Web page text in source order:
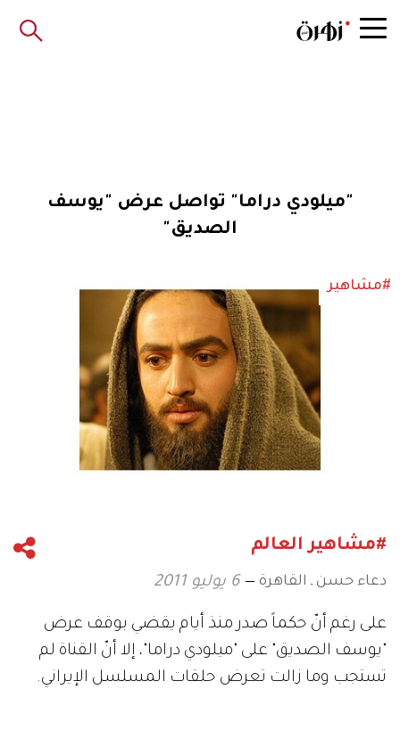
"ميلودي دراما" تواصل عرض "يوسف
الصديق"
#مشاهير
#مشاهير العالم
دعاء حسن ـ القاهرة 6 يوليو 2011
على رغم أنّ حكماً صدر منذ أيام يقضي بوقف عرض
"يوسف الصديق" على "ميلودي دراما"، إلا أنّ القناة لم
تستجب وما زالت تعرض حلقات المسلسل الإيراني.